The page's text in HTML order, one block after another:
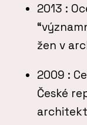
2013 :
žen v
2009 :
České